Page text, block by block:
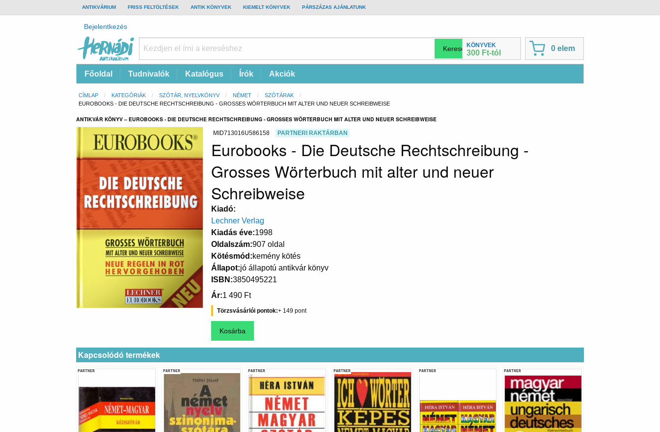
TOP
BAR
ANTIKVÁRIUM FRISS FELTÖLTÉSEK ANTIK KÖNYVEK KIEMELT KÖNYVEK PÁRSZÁZAS AJÁNLATUNK
Felhasználói
fiók
menüje
Bejelentkezés
Antikvárium
Online
antikvárium
KÖNYVEK
300 Ft-tól
0 elem
Fő
navigáció
Főoldal Tudnivalók Katalógus Írók Akciók
Morzsa
CÍMLAP KATEGÓRIÁK SZÓTÁR, NYELVKÖNYV NÉMET
SZÓTÁRAK
CURRENT:
EUROBOOKS - DIE DEUTSCHE RECHTSCHREIBUNG - GROSSES WÖRTERBUCH MIT ALTER UND NEUER SCHREIBWEISE
ANTIKVÁR KÖNYV – EUROBOOKS - DIE DEUTSCHE RECHTSCHREIBUNG - GROSSES WÖRTERBUCH MIT ALTER UND NEUER SCHREIBWEISE
MID713016U586158 PARTNERI RAKTÁRBAN
Eurobooks - Die Deutsche Rechtschreibung -
Grosses Wörterbuch mit alter und neuer
Schreibweise
Kiadó
Lechner Verlag
Kiadás éve 1998
Oldalszám 907 oldal
Kötésmód kemény kötés
Állapot jó állapotú antikvár könyv
ISBN 3850495221
Ár 1 490 Ft
Törzsvásárlói pontok 149
Kapcsolódó termékek
PARTNER PARTNER PARTNER PARTNER PARTNER PARTNER